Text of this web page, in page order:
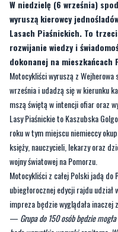
rozwijanie wiedzy i
dokonanej na mieszkańcach
Motocykliści wyruszą z
września i udadzą się w kierunku
mszą świętą w intencji ofiar oraz
Lasy Piaśnickie to Kaszubska
roku w tym miejscu niemieccy
księży, nauczycieli, lekarzy oraz
wojny światowej na Pomorzu.
Motocykliści z całej Polski jadą do
ubiegłorocznej edycji rajdu
impreza będzie wyglądała inaczej
—Grupa do 150 osób będzie
będą wszystkie warunki sanitarne.
Uczestnicy wydarzenia będą w
pilnować– powiedział